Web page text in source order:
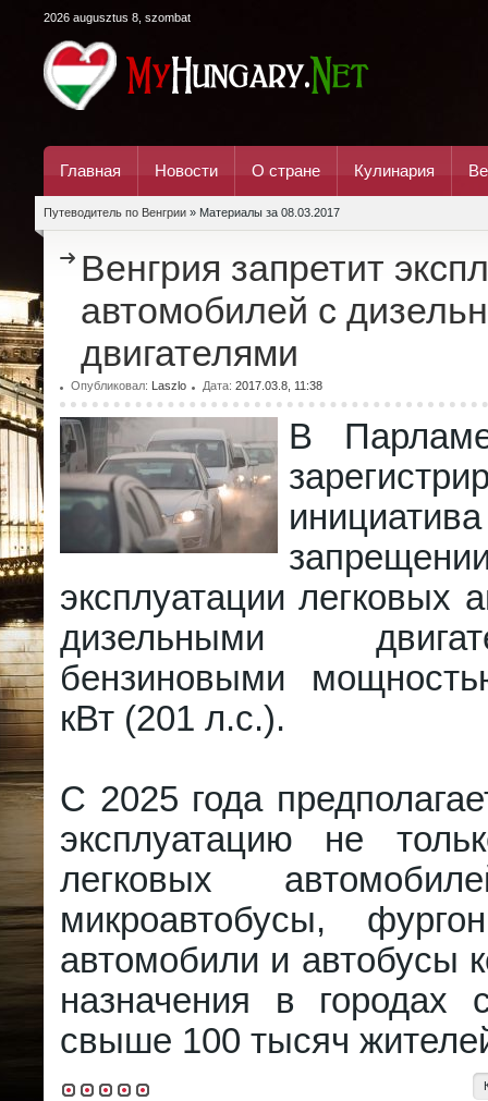
2026 augusztus 8, szombat
Главная Новости О стране Кулинария
Путеводитель по Венгрии » Материалы за 08.03.2017
Венгрия запретит
автомобилей с
двигателями
Опубликовал: Laszlo Дата: 2017.03.8, 11:38
В
эксплуатации легковых
дизельными
бензиновыми
кВт (201 л.с.).
С 2025 года
эксплуатацию не
легковых
микроавтобусы,
автомобили и автобусы
назначения в городах
свыше 100 тысяч